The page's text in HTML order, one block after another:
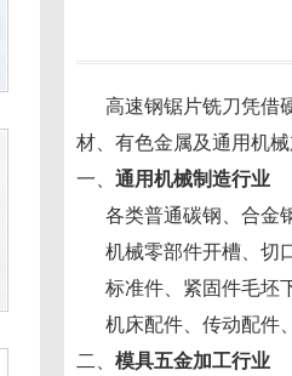
高速钢锯片铣刀凭借硬
材、有色金属及通用机
一、 通用机械制造行业
各类普通碳钢、合金
机械零部件开槽、切
标准件、紧固件毛坯
机床配件、传动配件
二、 模具五金加工行业